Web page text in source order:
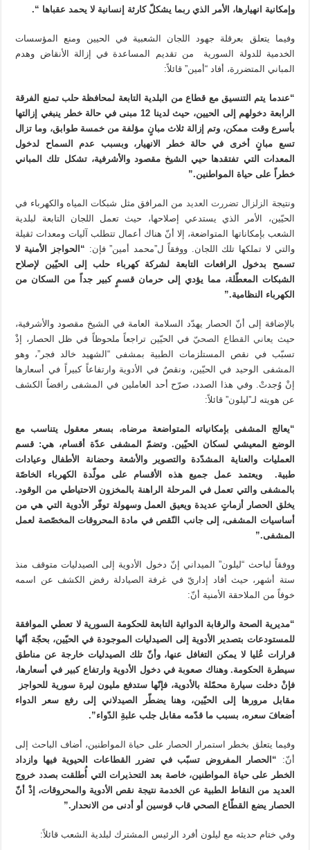
وإمكانية انهيارها، الأمر الذي ربما يشكلّ كارثة إنسانية لا يحمد عقباها “.
وفيما يتعلق بعرقلة جهود اللجان الشعبية في الحيين ومنع المؤسسات
الخدمية للدولة السورية من تقديم المساعدة في إزالة الأنقاض وهدم
المباني المتضررة، أفاد “أمين” قائلاً:
“عندما يتم التنسيق مع قطاع من البلدية التابعة لمحافظة حلب تمنع الفرقة
الرابعة دخولهم إلى الحيين، حيث لدينا 12 مبنى في حالة خطر ينبغي إزالتها
بأسرع وقت ممكن، وتم إزالة ثلاث مبانٍ مؤلفة من خمسة طوابق، وما تزال
تسع مبانٍ أخرى في حالة خطر الانهيار، وبسبب عدم السماح لدخول
المعدات التي تفتقدها حيي الشيخ مقصود والأشرفية، تشكل تلك المباني
خطراً على حياة المواطنين.”
ونتيجة الزلزال تضررت العديد من المرافق مثل شبكات المياه والكهرباء في
الحيّين، الأمر الذي يستدعي إصلاحها، حيث تعمل اللجان التابعة لبلدية
الشعب بإمكاناتها المتواضعة، إلا أنّ هناك أعمال تتطلب آليات ومعدات ثقيلة
والتي لا تملكها تلك اللجان. ووفقاً ل”محمد أمين” فإن: “الحواجز الأمنية لا
تسمح بدخول الرافعات التابعة لشركة كهرباء حلب إلى الحيّين لإصلاح
الشبكات المعطّلة، مما يؤدي إلى حرمان قسمٍ كبير جداً من السكان من
الكهرباء النظامية.”
بالإضافة إلى أنّ الحصار يهدّد السلامة العامة في الشيخ مقصود والأشرفية،
حيث يعاني القطاع الصحيّ في الحيّين تراجعاً ملحوظاً في ظل الحصار، إذْ
تسبّب في نقص المستلزمات الطبية بمشفى “الشهيد خالد فجر”، وهو
المشفى الوحيد في الحيّين، ونقصٌ في الأدوية وارتفاعاً كبيراً في أسعارها
إنْ وُجدتْ. وفي هذا الصدد، صرّح أحد العاملين في المشفى رافضاً الكشف
عن هويته لـ”ليلون” قائلاً:
“يعالج المشفى بإمكانياته المتواضعة مرضاه، بسعر معقول يتناسب مع
الوضع المعيشي لسكان الحيّين. وتضمّ المشفى عدّة أقسام، هي: قسم
العمليات والعناية المشدّدة والتصوير والأشعة وحضانة الأطفال وعيادات
طبية. ويعتمد عمل جميع هذه الأقسام على مولّدة الكهرباء الخاصّة
بالمشفى والتي تعمل في المرحلة الراهنة بالمخزون الاحتياطي من الوقود.
يخلق الحصار أزماتٍ عديدة ويعيق العمل وسهولة توفّر الأدوية التي هي من
أساسيات المشفى، إلى جانب النّقص في مادة المحروقات المخصّصة لعمل
المشفى.”
ووفقاً لباحث “ليلون” الميداني إنّ دخول الأدوية إلى الصيدليات متوقف منذ
ستة أشهر، حيث أفاد إداريّ في غرفة الصيادلة رفض الكشف عن اسمه
خوفاً من الملاحقة الأمنية أنّ:
“مديرية الصحة والرقابة الدوائية التابعة للحكومة السورية لا تعطي الموافقة
للمستودعات بتصدير الأدوية إلى الصيدليات الموجودة في الحيّين، بحجّة أنّها
قرارات عُليا لا يمكن التغافل عنها، وأنّ تلك الصيدليات خارجة عن مناطق
سيطرة الحكومة. وهناك صعوبة في دخول الأدوية وارتفاع كبير في أسعارها،
فإنْ دخلت سيارة محمّلة بالأدوية، فإنّها ستدفع مليون ليرة سورية للحواجز
مقابل مرورها إلى الحيّين، وهنا يضطّر الصيدلاني إلى رفع سعر الدواء
أضعافَ سعره، بسبب ما قدّمه مقابل جلب علبةِ الدّواء”.
وفيما يتعلق بخطر استمرار الحصار على حياة المواطنين، أضاف الباحث إلى
أنّ: “الحصار المفروض تسبّب في تضرر القطاعات الحيوية فيها وازداد
الخطر على حياة المواطنين، خاصة بعد التحذيرات التي أُطلقت بصدد خروج
العديد من النقاط الطبية عن الخدمة نتيجة نقص الأدوية والمحروقات، إذْ أنّ
الحصار يضع القطّاع الصحي قاب قوسين أو أدنى من الانحدار.”
وفي ختام حديثه مع ليلون أفرد الرئيس المشترك لبلدية الشعب قائلاً: